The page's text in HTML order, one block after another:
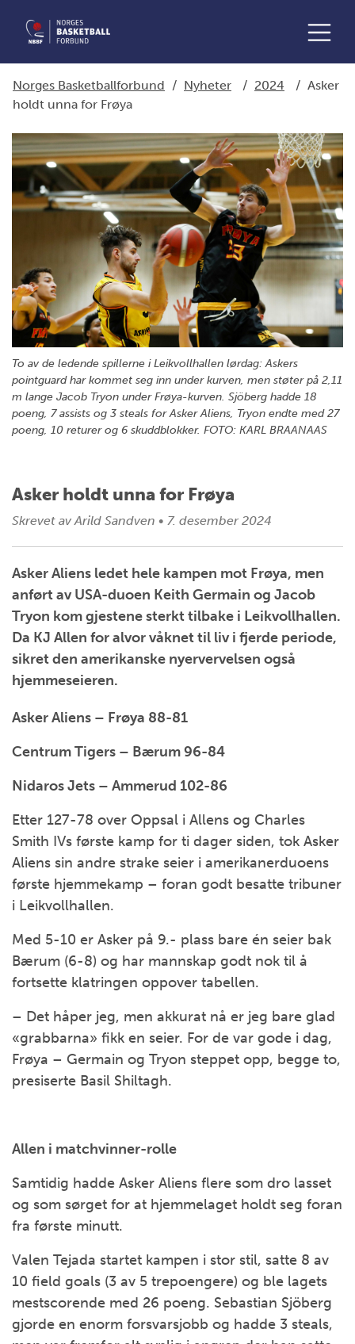
Norges Basketballforbund / Nyheter / 2024 / Asker
holdt unna for Frøya
To av de ledende spillerne i Leikvollhallen lørdag: Askers
pointguard har kommet seg inn under kurven, men støter på 2,11
m lange Jacob Tryon under Frøya-kurven. Sjöberg hadde 18
poeng, 7 assists og 3 steals for Asker Aliens, Tryon endte med 27
poeng, 10 returer og 6 skuddblokker. FOTO: KARL BRAANAAS
Asker holdt unna for Frøya
Skrevet av Arild Sandven • 7. desember 2024
Asker Aliens ledet hele kampen mot Frøya, men
anført av USA-duoen Keith Germain og Jacob
Tryon kom gjestene sterkt tilbake i Leikvollhallen.
Da KJ Allen for alvor våknet til liv i fjerde periode,
sikret den amerikanske nyervervelsen også
hjemmeseieren.
Asker Aliens – Frøya 88-81
Centrum Tigers – Bærum 96-84
Nidaros Jets – Ammerud 102-86
Etter 127-78 over Oppsal i Allens og Charles
Smith IVs første kamp for ti dager siden, tok Asker
Aliens sin andre strake seier i amerikanerduoens
første hjemmekamp – foran godt besatte tribuner
i Leikvollhallen.
Med 5-10 er Asker på 9.- plass bare én seier bak
Bærum (6-8) og har mannskap godt nok til å
fortsette klatringen oppover tabellen.
– Det håper jeg, men akkurat nå er jeg bare glad
«grabbarna» fikk en seier. For de var gode i dag,
Frøya – Germain og Tryon steppet opp, begge to,
presiserte Basil Shiltagh.
Allen i matchvinner-rolle
Samtidig hadde Asker Aliens flere som dro lasset
og som sørget for at hjemmelaget holdt seg foran
fra første minutt.
Valen Tejada startet kampen i stor stil, satte 8 av
10 field goals (3 av 5 trepoengere) og ble lagets
mestscorende med 26 poeng. Sebastian Sjöberg
gjorde en enorm forsvarsjobb og hadde 3 steals,